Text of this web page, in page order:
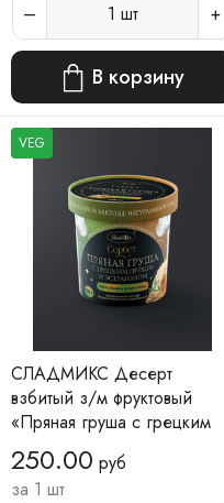
1 шт
В корзину
VEG
СЛАДМИКС Десерт
взбитый з/м фруктовый
«Пряная груша с грецким
орехом и эстрагоном»
сорбет без сахара 70гр
250.00 руб
за 1 шт